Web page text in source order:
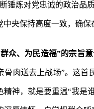
锤炼对党忠诚的政治品
央保持高度一致，确
群众、为民造福”的宗旨
骨肉送去上战场”。这
精神，就是要重温“我是